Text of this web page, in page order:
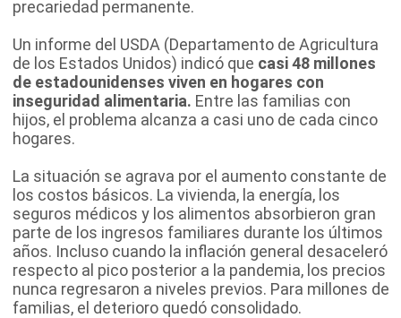
precariedad permanente.
Un informe del USDA (Departamento de Agricultura
de los Estados Unidos) indicó que casi 48 millones
de estadounidenses viven en hogares con
inseguridad alimentaria. Entre las familias con
hijos, el problema alcanza a casi uno de cada cinco
hogares.
La situación se agrava por el aumento constante de
los costos básicos. La vivienda, la energía, los
seguros médicos y los alimentos absorbieron gran
parte de los ingresos familiares durante los últimos
años. Incluso cuando la inflación general desaceleró
respecto al pico posterior a la pandemia, los precios
nunca regresaron a niveles previos. Para millones de
familias, el deterioro quedó consolidado.